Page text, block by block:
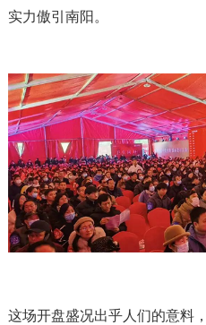
实力傲引南阳。
这场开盘盛况出乎人们的意料